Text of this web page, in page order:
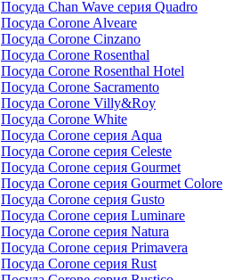
Посуда Chan Wave серия Quadro
Посуда Corone Alveare
Посуда Corone Cinzano
Посуда Corone Rosenthal
Посуда Corone Rosenthal Hotel
Посуда Corone Sacramento
Посуда Corone Villy&Roy
Посуда Corone White
Посуда Corone серия Aqua
Посуда Corone серия Celeste
Посуда Corone серия Gourmet
Посуда Corone серия Gourmet Colore
Посуда Corone серия Gusto
Посуда Corone серия Luminare
Посуда Corone серия Natura
Посуда Corone серия Primavera
Посуда Corone серия Rust